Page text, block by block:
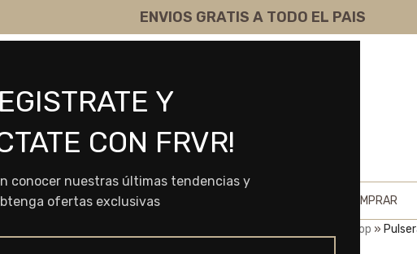
Y
CON FRVR!
conocer nuestras últimas tendencias y
ofertas exclusivas
ENVIOS GRATIS A TODO EL PAIS
HOME COMO COMPRAR
Shop »